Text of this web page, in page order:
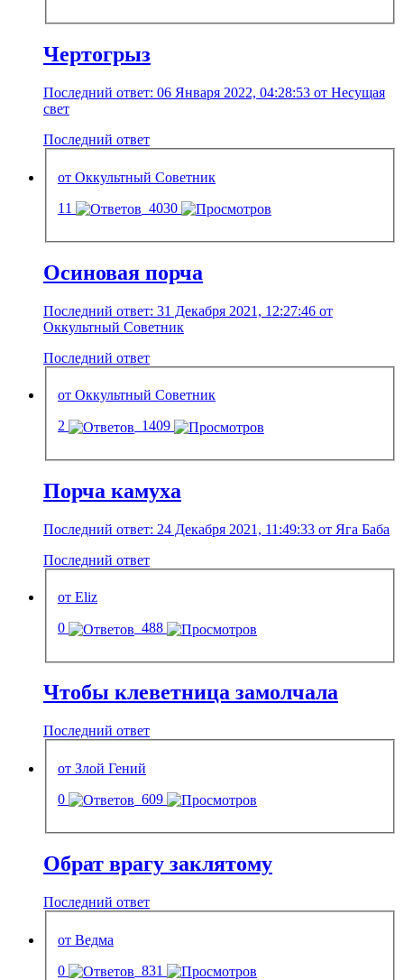
Чертогрыз
Последний ответ: 06 Января 2022, 04:28:53 от Несущая
свет
Последний ответ
от Оккультный Советник
11
4030
Осиновая порча
Последний ответ: 31 Декабря 2021, 12:27:46 от
Оккультный Советник
Последний ответ
от Оккультный Советник
2
1409
Порча камуха
Последний ответ: 24 Декабря 2021, 11:49:33 от Яга Баба
Последний ответ
от Eliz
0
488
Чтобы клеветница замолчала
Последний ответ
от Злой Гений
0
609
Обрат врагу заклятому
Последний ответ
от Ведма
0
831